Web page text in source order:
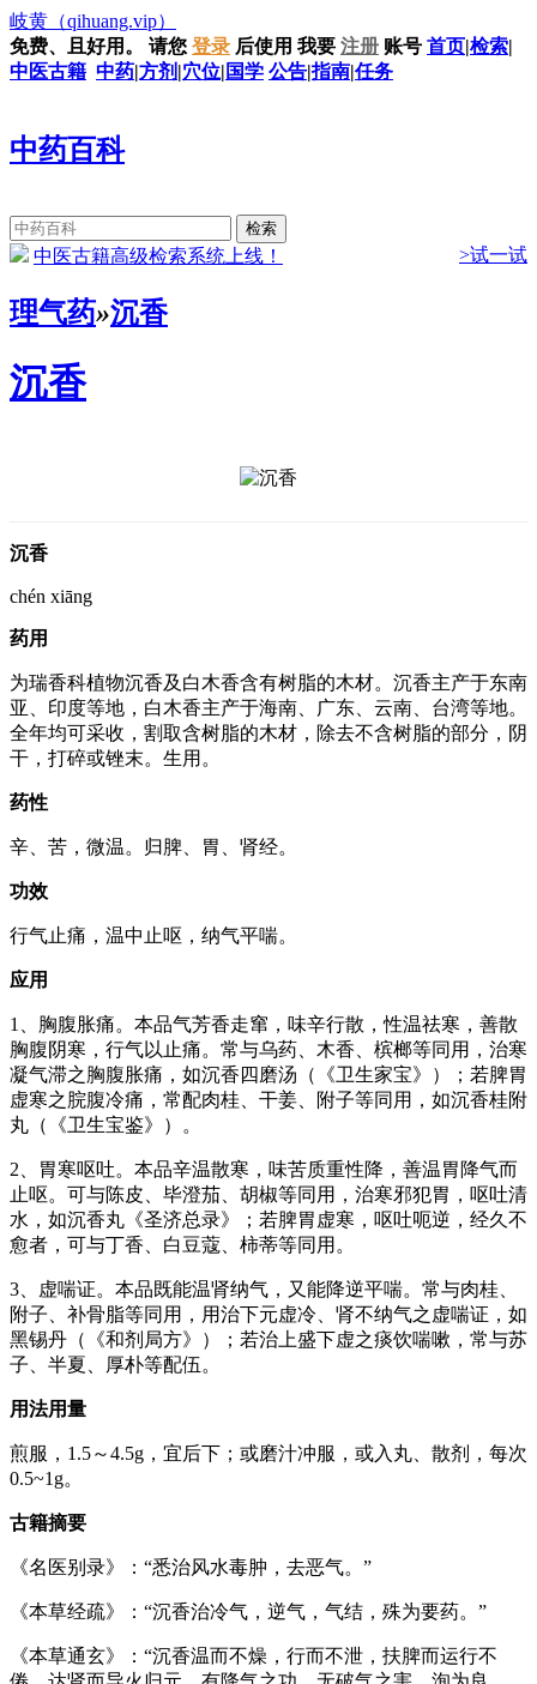
岐黄 （qihuang.vip）
免费、且好用。
请您 登录 后使用 我要 注册 账号 首页|检索|
中医古籍 中药|方剂 |穴位| 国学 公告|指南|任务
中药百科
中医古籍高级检索系统上线！ >试一试
理气药»沉香
沉香
沉香
chén xiāng
药用
为瑞香科植物沉香及白木香含有树脂的木材。沉香主产于东南
亚、印度等地，白木香主产于海南、广东、云南、台湾等地。
全年均可采收，割取含树脂的木材，除去不含树脂的部分，阴
干，打碎或锉末。生用。
药性
辛、苦，微温。归脾、胃、肾经。
功效
行气止痛，温中止呕，纳气平喘。
应用
1、胸腹胀痛。本品气芳香走窜，味辛行散，性温祛寒，善散
胸腹阴寒，行气以止痛。常与乌药、木香、槟榔等同用，治寒
凝气滞之胸腹胀痛，如沉香四磨汤（《卫生家宝》）；若脾胃
虚寒之脘腹冷痛，常配肉桂、干姜、附子等同用，如沉香桂附
丸（《卫生宝鉴》）。
2、胃寒呕吐。本品辛温散寒，味苦质重性降，善温胃降气而
止呕。可与陈皮、毕澄茄、胡椒等同用，治寒邪犯胃，呕吐清
水，如沉香丸《圣济总录》；若脾胃虚寒，呕吐呃逆，经久不
愈者，可与丁香、白豆蔻、柿蒂等同用。
3、虚喘证。本品既能温肾纳气，又能降逆平喘。常与肉桂、
附子、补骨脂等同用，用治下元虚冷、肾不纳气之虚喘证，如
黑锡丹（《和剂局方》）；若治上盛下虚之痰饮喘嗽，常与苏
子、半夏、厚朴等配伍。
用法用量
煎服，1.5～4.5g，宜后下；或磨汁冲服，或入丸、散剂，每次
0.5~1g。
古籍摘要
《名医别录》：“悉治风水毒肿，去恶气。”
《本草经疏》：“沉香治冷气，逆气，气结，殊为要药。”
《本草通玄》：“沉香温而不燥，行而不泄，扶脾而运行不